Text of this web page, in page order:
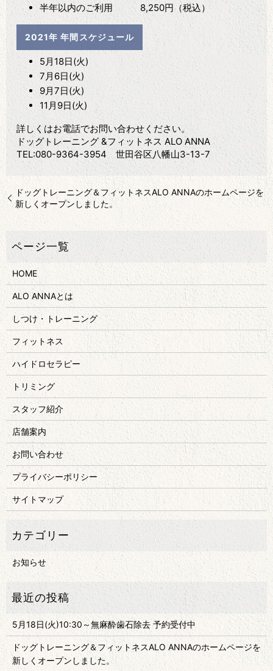
半年以内のご利用 8,250円（税込）
2021年 年間スケジュール
5月18日(火)
7月6日(火)
9月7日(火)
11月9日(火)
詳しくはお電話でお問い合わせください。
ドッグトレーニング &フィットネス ALO ANNA
TEL:080-9364-3954 世田谷区八幡山3-13-7
ドッグトレーニング＆フィットネスALO ANNAのホームページを
新しくオープンしました。
HOME
ALO ANNAとは
しつけ・トレーニング
フィットネス
ハイドロセラピー
トリミング
スタッフ紹介
店舗案内
お問い合わせ
プライバシーポリシー
サイトマップ
お知らせ
5月18日(火)10:30～無麻酔歯石除去 予約受付中
ドッグトレーニング＆フィットネスALO ANNAのホームページを
新しくオープンしました。